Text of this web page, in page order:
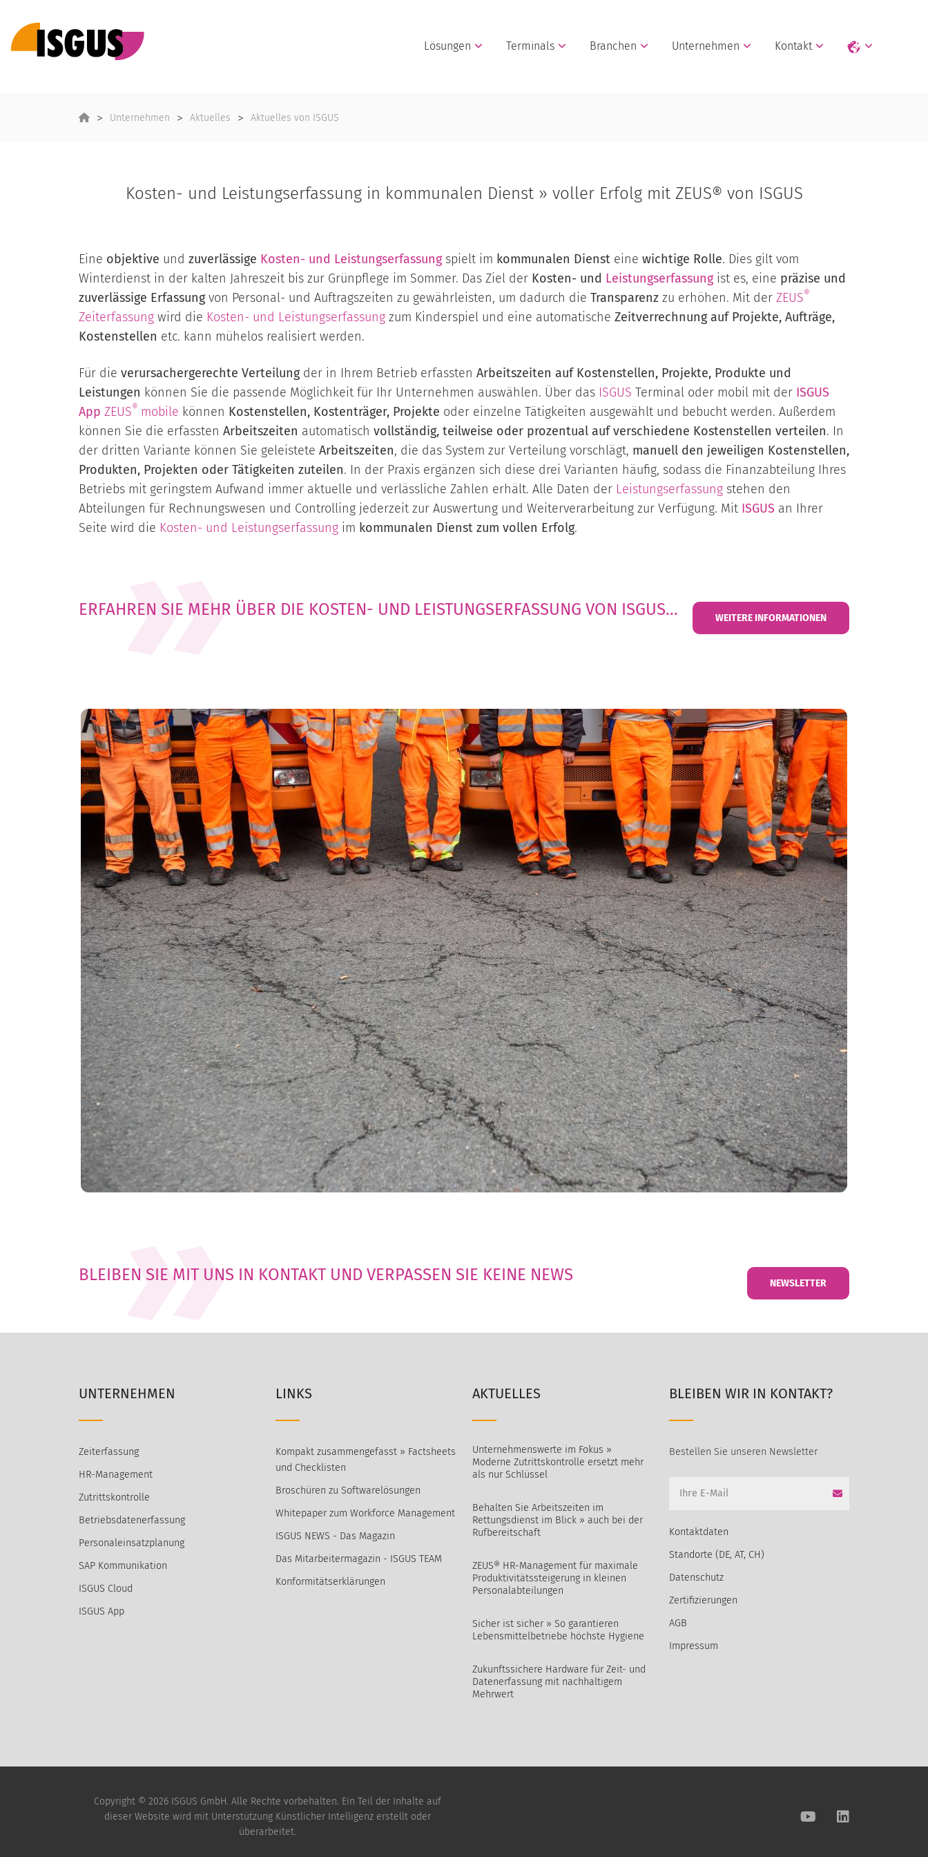
Lösungen Terminals Branchen Unternehmen Kontakt
Unternehmen Aktuelles Aktuelles von ISGUS
Kosten- und Leistungserfassung in kommunalen Dienst » voller Erfolg mit ZEUS® von ISGUS
Eine objektive und zuverlässige Kosten- und Leistungserfassungspielt im kommunalen Dienst eine wichtige Rolle. Dies gilt vom
Winterdienst in der kalten Jahreszeit bis zur Grünpflege im Sommer. Das Ziel der Kosten- und Leistungserfassungist es, eine präzise und
zuverlässige Erfassungvon Personal- und Auftragszeiten zu gewährleisten, um dadurch die Transparenz zu erhöhen. Mit der ZEUS®
Zeiterfassung wird die Kosten- und Leistungserfassung zum Kinderspiel und eine automatische Zeitverrechnung auf Projekte, Aufträge,
Kostenstellen etc. kann mühelos realisiert werden.
Für die verursachergerechte Verteilung der in Ihrem Betrieb erfassten Arbeitszeiten auf Kostenstellen, Projekte, Produkte und
Leistungen können Sie die passende Möglichkeit für Ihr Unternehmen auswählen. Über das ISGUS Terminal oder mobil mit der ISGUS
App ZEUS® mobile können Kostenstellen, Kostenträger, Projekte oder einzelne Tätigkeiten ausgewählt und bebucht werden. Außerdem
können Sie die erfassten Arbeitszeiten automatisch vollständig, teilweise oder prozentual auf verschiedene Kostenstellen verteilen. In
der dritten Variante können Sie geleistete Arbeitszeiten, die das System zur Verteilung vorschlägt, manuell den jeweiligen Kostenstellen,
Produkten, Projekten oder Tätigkeiten zuteilen. In der Praxis ergänzen sich diese drei Varianten häufig, sodass die Finanzabteilung Ihres
Betriebs mit geringstem Aufwand immer aktuelle und verlässliche Zahlen erhält. Alle Daten der Leistungserfassung stehen den
Abteilungen für Rechnungswesen und Controlling jederzeit zur Auswertung und Weiterverarbeitung zur Verfügung. Mit ISGUS an Ihrer
Seite wird die Kosten- und Leistungserfassung im kommunalen Dienst zum vollen Erfolg.
ERFAHREN SIE MEHR ÜBER DIE KOSTEN- UND LEISTUNGSERFASSUNG VON ISGUS... WEITERE INFORMATIONEN
BLEIBEN SIE MIT UNS IN KONTAKT UND VERPASSEN SIE KEINE NEWS NEWSLETTER
UNTERNEHMEN
Zeiterfassung
HR-Management
Zutrittskontrolle
Betriebsdatenerfassung
Personaleinsatzplanung
SAP Kommunikation
ISGUS Cloud
ISGUS App
LINKS
Kompakt zusammengefasst » Factsheets
und Checklisten
Broschüren zu Softwarelösungen
Whitepaper zum Workforce Management
ISGUS NEWS - Das Magazin
Das Mitarbeitermagazin - ISGUS TEAM
Konformitätserklärungen
AKTUELLES
Unternehmenswerte im Fokus »
Moderne Zutrittskontrolle ersetzt mehr
als nur Schlüssel
Behalten Sie Arbeitszeiten im
Rettungsdienst im Blick » auch bei der
Rufbereitschaft
ZEUS® HR-Management für maximale
Produktivitätssteigerung in kleinen
Personalabteilungen
Sicher ist sicher » So garantieren
Lebensmittelbetriebe höchste Hygiene
Zukunftssichere Hardware für Zeit- und
Datenerfassung mit nachhaltigem
Mehrwert
BLEIBEN WIR IN KONTAKT?
Bestellen Sie unseren Newsletter
Kontaktdaten
Standorte (DE, AT, CH)
Datenschutz
Zertifizierungen
AGB
Impressum
Copyright © 2026 ISGUS GmbH. Alle Rechte vorbehalten. Ein Teil der Inhalte auf
dieser Website wird mit Unterstützung Künstlicher Intelligenz erstellt oder
überarbeitet.